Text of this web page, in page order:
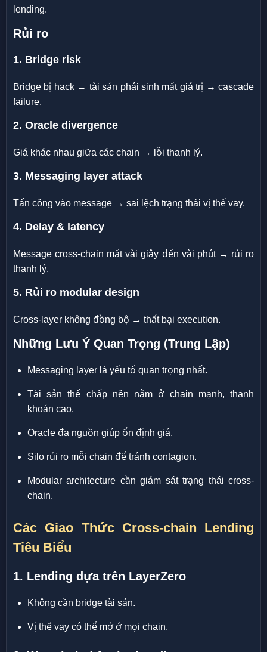
lending.
Rủi ro
1. Bridge risk
Bridge bị hack → tài sản phái sinh mất giá trị → cascade
failure.
2. Oracle divergence
Giá khác nhau giữa các chain → lỗi thanh lý.
3. Messaging layer attack
Tấn công vào message → sai lệch trạng thái vị thế vay.
4. Delay & latency
Message cross-chain mất vài giây đến vài phút → rủi ro
thanh lý.
5. Rủi ro modular design
Cross-layer không đồng bộ → thất bại execution.
Những Lưu Ý Quan Trọng (Trung Lập)
Messaging layer là yếu tố quan trọng nhất.
Tài sản thế chấp nên nằm ở chain mạnh, thanh
khoản cao.
Oracle đa nguồn giúp ổn định giá.
Silo rủi ro mỗi chain để tránh contagion.
Modular architecture cần giám sát trạng thái cross-
chain.
Các Giao Thức Cross-chain Lending
Tiêu Biểu
1. Lending dựa trên LayerZero
Không cần bridge tài sản.
Vị thế vay có thể mở ở mọi chain.